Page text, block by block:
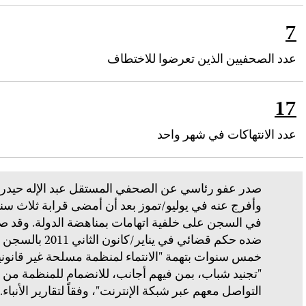
7
عدد الصحفيين الذين تعرضوا للاختطاف
17
عدد الانتهاكات في شهر واحد
صدر عفو رئاسي عن الصحفي المستقل عبد الإله
وأفرج عنه في يوليو/تموز بعد أن أمضى قرابة ثلاث
في السجن على خلفية اتهامات بمناهضة الدولة. وقد
ضده حكم قضائي في يناير/كانون
خمس سنوات بتهمة "الانتماء لمنظمة مسلحة غير
"تجنيد شباب، بمن فيهم أجانب، للانضمام للمنظمة
التواصل معهم عبر شبكة الإنترنت"، وفقاً لتقارير الأنباء.